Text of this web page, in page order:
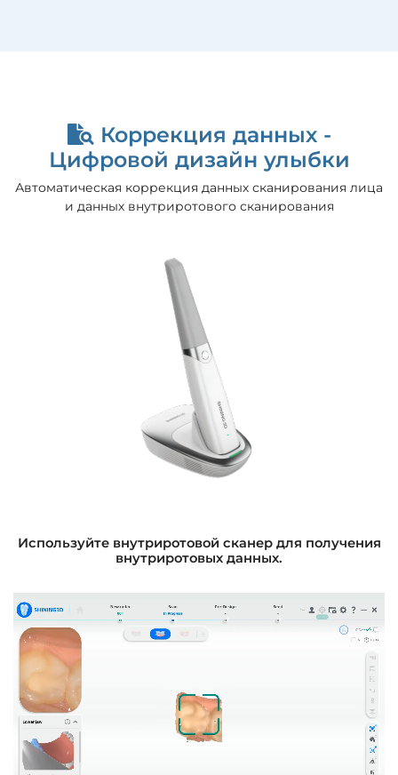
Коррекция данных -
Цифровой дизайн улыбки
Автоматическая коррекция данных сканирования лица
и данных внутриротового сканирования
Используйте внутриротовой сканер для получения
внутриротовых данных.